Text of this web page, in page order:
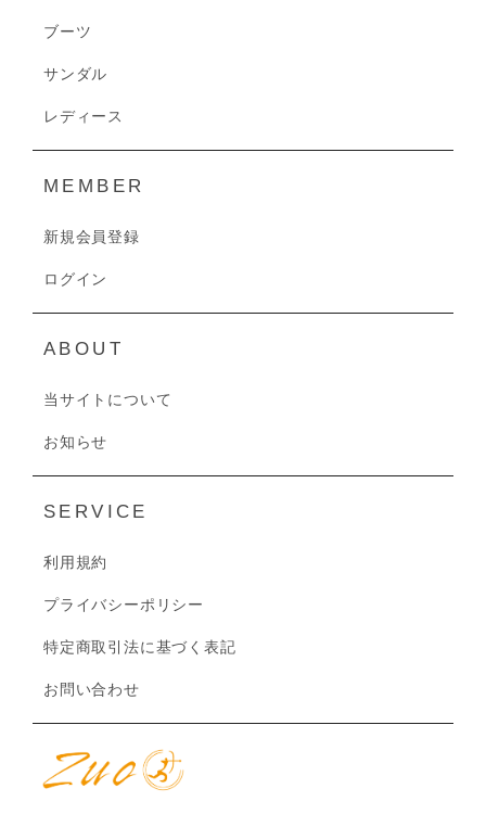
ブーツ
サンダル
レディース
MEMBER
新規会員登録
ログイン
ABOUT
当サイトについて
お知らせ
SERVICE
利用規約
プライバシーポリシー
特定商取引法に基づく表記
お問い合わせ